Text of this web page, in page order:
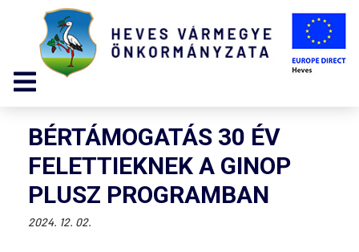
BÉRTÁMOGATÁS 30 ÉV
FELETTIEKNEK A GINOP
PLUSZ PROGRAMBAN
2024. 12. 02.